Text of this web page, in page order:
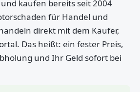
kaufen bereits seit 2004
für Handel und
direkt mit dem Käufer,
Das heißt: ein fester Preis,
und Ihr Geld sofort bei